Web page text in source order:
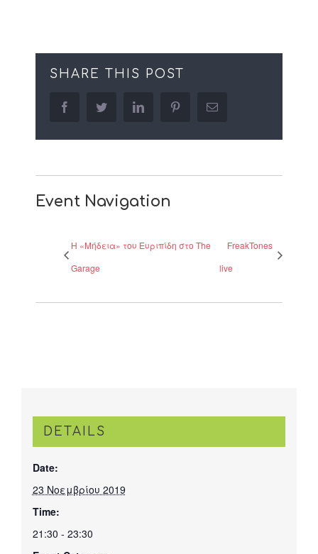
SHARE THIS POST
facebooktwitter linkedin pinterestEmail
Event Navigation
H «Μήδεια» του Ευριπίδη στο The
Garage
FreakTones
live
DETAILS
Date:
23 Νοεμβρίου 2019
Time:
21:30 - 23:30